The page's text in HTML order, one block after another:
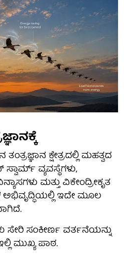
ಕ್ಷೇತ್ರದಲ್ಲಿ ಮಹತ್ವದ
ವ್ಯವಸ್ಥೆಗಳು,
ಮತ್ತು ವಿಕೇಂದ್ರೀಕೃತ
ಅಭಿವೃದ್ಧಿಯಲ್ಲಿ ಇದೇ ಮೂಲ
ಸಂಕೀರ್ಣ ವರ್ತನೆಯನ್ನು
ಮುಖ್ಯ ಪಾಠ.